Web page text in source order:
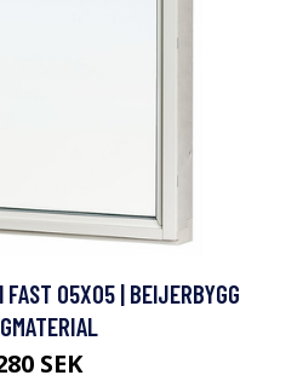
FAST 05X05 | BEIJERBYGG
SEK